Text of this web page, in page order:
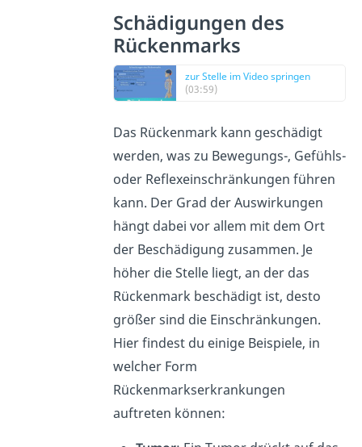
Schädigungen des
Rückenmarks
zur Stelle im Video springen
(03:59)
Das Rückenmark kann geschädigt
werden, was zu Bewegungs-, Gefühls-
oder Reflexeinschränkungen führen
kann. Der Grad der Auswirkungen
hängt dabei vor allem mit dem Ort
der Beschädigung zusammen. Je
höher die Stelle liegt, an der das
Rückenmark beschädigt ist, desto
größer sind die Einschränkungen.
Hier findest du einige Beispiele, in
welcher Form
Rückenmarkserkrankungen
auftreten können: